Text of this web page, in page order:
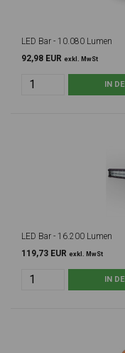
LED Bar - 10.080 Lumen
92,98 EUR exkl. MwSt
LED Bar - 16.200 Lumen
119,73 EUR exkl. MwSt